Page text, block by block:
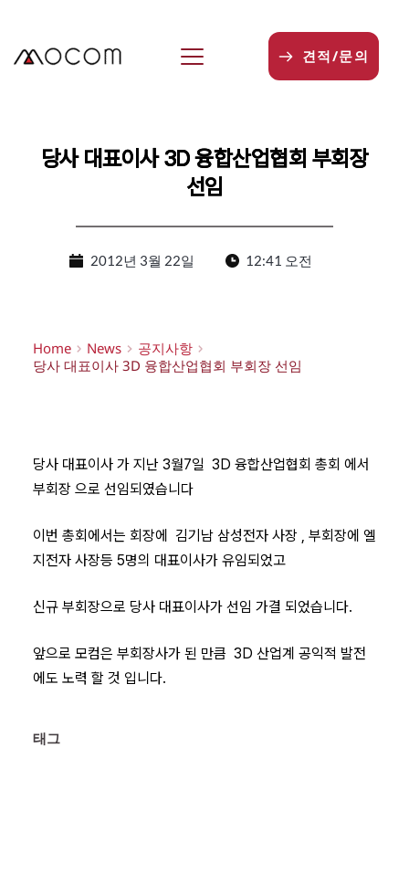
견적/문의
당사 대표이사 3D 융합산업협회 부회장
선임
2012년 3월 22일 12:41 오전
Home News
공지사항
당사 대표이사 3D 융합산업협회 부회장 선임
당사 대표이사 가 지난 3월7일 3D 융합산업협회 총회 에서
부회장 으로 선임되였습니다
이번 총회에서는 회장에 김기남 삼성전자 사장 , 부회장에 엘
지전자 사장등 5명의 대표이사가 유임되었고
신규 부회장으로 당사 대표이사가 선임 가결 되었습니다.
앞으로 모컴은 부회장사가 된 만큼 3D 산업계 공익적 발전
에도 노력 할 것 입니다.
태그